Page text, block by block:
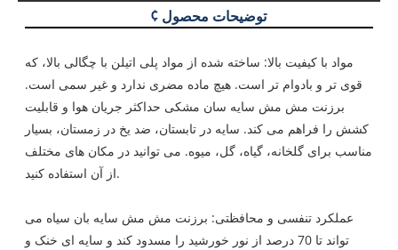
¢ توضیحات محصول
مواد با کیفیت بالا: ساخته شده از مواد پلی اتیلن با چگالی بالا، که
قوی تر و بادوام تر است. هیچ ماده مضری ندارد و غیر سمی است.
برزنت مش مش سایه سان مشکی حداکثر جریان هوا و قابلیت
کشش را فراهم می کند. سایه در تابستان، ضد یخ در زمستان، بسیار
مناسب برای گلخانه، گیاه، گل، میوه. می توانید در مکان های مختلف
از آن استفاده کنید.
عملکرد تنفسی و محافظتی: برزنت مش مش سایه بان سیاه می
تواند تا 70 درصد از نور خورشید را مسدود کند و سایه ای خنک و